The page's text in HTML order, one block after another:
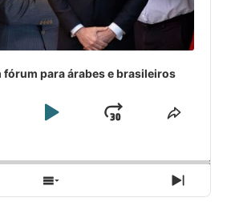
fórum para árabes e brasileiros
PLAYJUMP
SHOW
EPISODES
NEXT